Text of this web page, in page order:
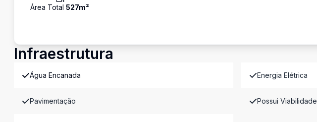
Área Total 527m²
Infraestrutura
Água Encanada Energia Elétrica
Pavimentação Possui Viabilidade